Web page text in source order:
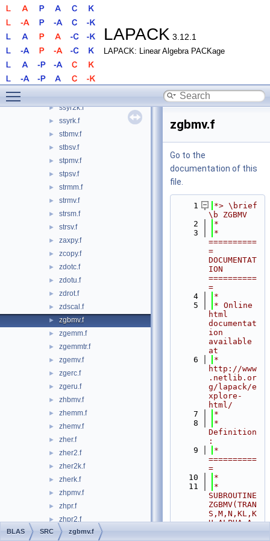
LAPACK 3.12.1
LAPACK: Linear Algebra PACKage
sspr2.f
sswap.f
► ssymm.f
► ssymv.f
ssyr.f
► ssyr2k.f
► ssyrk.f
► stbmv.f
► stbsv.f
► stpmv.f
► stpsv.f
► strmm.f
► strmv.f
► strsm.f
► strsv.f
► zaxpy.f
► zcopy.f
► zdotc.f
► zdotu.f
► zdrot.f
► zdscal.f
► zgbmv.f
► zgemm.f
► zgemmtr.f
► zgemv.f
► zgerc.f
► zgeru.f
► zhbmv.f
► zhemm.f
► zhemv.f
► zher.f
► zher2.f
► zher2k.f
► zherk.f
► zhpmv.f
► zhpr.f
► zhpr2.f
► zrotg.f90
zgbmv.f
Go to the
documentation of this
file.
    1
*> \brief
\b ZGBMV
    2
*
    3
*
==========
=
DOCUMENTAT
ION
==========
=
    4
*
    5
* Online
html
documentat
ion
available
at
    6
*
http://www
.netlib.or
g/lapack/e
xplore-
html/
    7
*
    8
*
Definition
:
    9
*
==========
=
   10
*
   11
*
SUBROUTINE
ZGBMV(TRAN
S,M,N,KL,K
U,ALPHA,A,
BLAS SRC zgbmv.f